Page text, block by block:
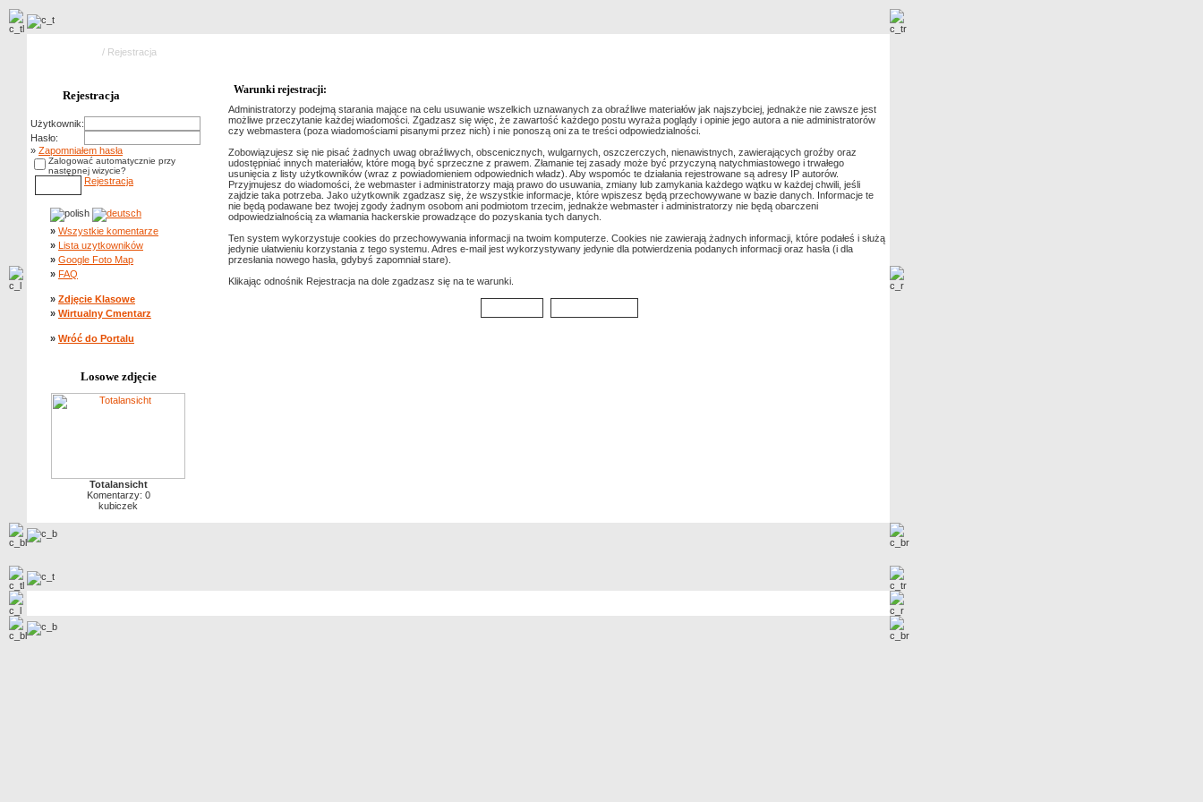
/ Rejestracja
Rejestracja
Użytkownik:
Hasło:
» Zapomniałem hasła
Zalogować automatycznie przy
następnej wizycie?
Rejestracja
» Wszystkie komentarze
» Lista uzytkowników
» Google Foto Map
» FAQ
» Zdjęcie Klasowe
» Wirtualny Cmentarz
» Wróć do Portalu
Losowe zdjęcie
Totalansicht
Komentarzy: 0
kubiczek
Warunki rejestracji:
Administratorzy podejmą starania mające na celu usuwanie wszelkich uznawanych za obraźliwe materiałów jak najszybciej, jednakże nie zawsze jest
możliwe przeczytanie każdej wiadomości. Zgadzasz się więc, że zawartość każdego postu wyraża poglądy i opinie jego autora a nie administratorów
czy webmastera (poza wiadomościami pisanymi przez nich) i nie ponoszą oni za te treści odpowiedzialności.
Zobowiązujesz się nie pisać żadnych uwag obraźliwych, obscenicznych, wulgarnych, oszczerczych, nienawistnych, zawierających groźby oraz
udostępniać innych materiałów, które mogą być sprzeczne z prawem. Złamanie tej zasady może być przyczyną natychmiastowego i trwałego
usunięcia z listy użytkowników (wraz z powiadomieniem odpowiednich władz). Aby wspomóc te działania rejestrowane są adresy IP autorów.
Przyjmujesz do wiadomości, że webmaster i administratorzy mają prawo do usuwania, zmiany lub zamykania każdego wątku w każdej chwili, jeśli
zajdzie taka potrzeba. Jako użytkownik zgadzasz się, że wszystkie informacje, które wpiszesz będą przechowywane w bazie danych. Informacje te
nie będą podawane bez twojej zgody żadnym osobom ani podmiotom trzecim, jednakże webmaster i administratorzy nie będą obarczeni
odpowiedzialnością za włamania hackerskie prowadzące do pozyskania tych danych.
Ten system wykorzystuje cookies do przechowywania informacji na twoim komputerze. Cookies nie zawierają żadnych informacji, które podałeś i służą
jedynie ułatwieniu korzystania z tego systemu. Adres e-mail jest wykorzystywany jedynie dla potwierdzenia podanych informacji oraz hasła (i dla
przesłania nowego hasła, gdybyś zapomniał stare).
Klikając odnośnik Rejestracja na dole zgadzasz się na te warunki.